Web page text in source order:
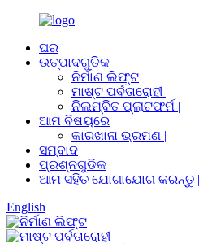
ଘର
ଉତ୍ପାଦଗୁଡିକ
ନିର୍ମାଣ ଲିଫ୍ଟ
ମାଷ୍ଟ ପର୍ବତାରୋହୀ |
ନିଲମ୍ବିତ ପ୍ଲାଟଫର୍ମ |
ଆମ ବିଷୟରେ
କାରଖାନା ଭ୍ରମଣ |
ସମ୍ବାଦ
ପ୍ରଶ୍ନଗୁଡିକ
ଆମ ସହିତ ଯୋଗାଯୋଗ କରନ୍ତୁ |
English